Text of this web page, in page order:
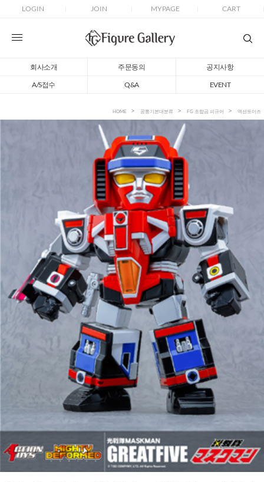
LOGIN JOIN MYPAGE CART
회사소개 주문동의
공지사항
A/S접수
Q&A EVENT
HOME 공통기본대분류 FG 초합금 피규어 액션토이즈